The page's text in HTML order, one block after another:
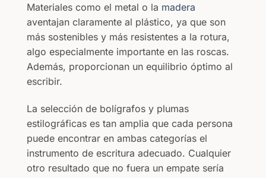
Materiales como el metal o la madera
aventajan claramente al plástico, ya que son
más sostenibles y más resistentes a la rotura,
algo especialmente importante en las roscas.
Además, proporcionan un equilibrio óptimo al
escribir.
La selección de bolígrafos y plumas
estilográficas es tan amplia que cada persona
puede encontrar en ambas categorías el
instrumento de escritura adecuado. Cualquier
otro resultado que no fuera un empate sería